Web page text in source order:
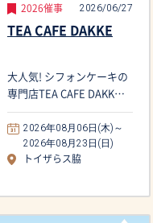
2026催事 2026/06/27
TEA CAFE DAKKE
大人気! シフォンケーキの
専門店TEA CAFE DAKK…
2026年08月06日(木)～
2026年08月23日(日)
トイザらス脇